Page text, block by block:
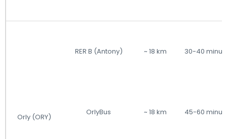
Orly (ORY)
RER B (Antony) ~ 18 km 30-40
OrlyBus ~ 18 km 45-60